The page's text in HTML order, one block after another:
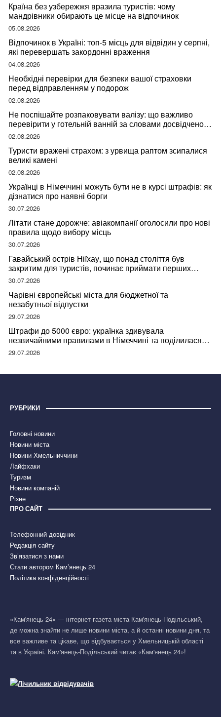
Країна без узбережжя вразила туристів: чому
мандрівники обирають це місце на відпочинок
05.08.2026
Відпочинок в Україні: топ-5 місць для відвідин у серпні,
які перевершать закордонні враження
04.08.2026
Необхідні перевірки для безпеки вашої страховки
перед відправленням у подорож
02.08.2026
Не поспішайте розпаковувати валізу: що важливо
перевірити у готельній ванній за словами досвідченої
мандрівниці
02.08.2026
Туристи вражені страхом: з урвища раптом зсипалися
великі камені
02.08.2026
Українці в Німеччині можуть бути не в курсі штрафів: як
дізнатися про наявні борги
30.07.2026
Літати стане дорожче: авіакомпанії оголосили про нові
правила щодо вибору місць
30.07.2026
Гавайський острів Ніїхау, що понад століття був
закритим для туристів, починає приймати перших
відвідувачів
30.07.2026
Чарівні європейські міста для бюджетної та
незабутньої відпустки
29.07.2026
Штрафи до 5000 євро: українка здивувала
незвичайними правилами в Німеччині та поділилася
правдою
29.07.2026
РУБРИКИ
Головні новини
Новини міста
Новини Хмельниччини
Лайфхаки
Туризм
Новини компаній
Різне
ПРО САЙТ
Телефонний довідник
Редакція сайту
Зв’язатися з нами
Стати автором Кам’янець 24
Політика конфіденційності
«Кам'янець 24» — інтернет-газета міста Кам'янець-Подільський,
де можна знайти не лише новини міста, а й останні новини дня, та
все важливе та цікаве, що відбувається у Хмельницькій області
та в Україні. Кам'янець-Подільський читає «Кам'янець 24»!